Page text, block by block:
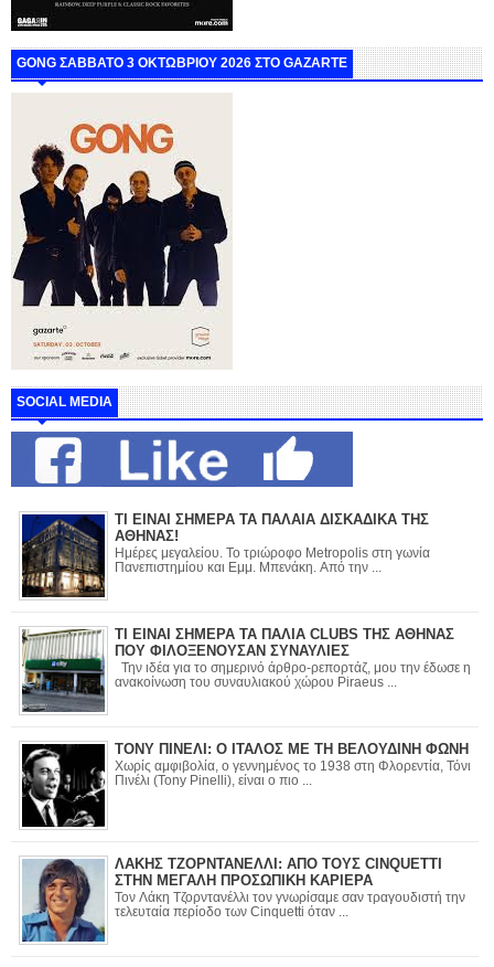
GONG ΣΑΒΒΑΤΟ 3 ΟΚΤΩΒΡΙΟΥ 2026 ΣΤΟ GAZARTE
SOCIAL MEDIA
ΤΙ ΕΙΝΑΙ ΣΗΜΕΡΑ ΤΑ ΠΑΛΑΙΑ ΔΙΣΚΑΔΙΚΑ ΤΗΣ
ΑΘΗΝΑΣ!
Ημέρες μεγαλείου. Το τριώροφο Metropolis στη γωνία
Πανεπιστημίου και Εμμ. Μπενάκη. Από την ...
ΤΙ ΕΙΝΑΙ ΣΗΜΕΡΑ ΤΑ ΠΑΛΙΑ CLUBS ΤΗΣ ΑΘΗΝΑΣ
ΠΟΥ ΦΙΛΟΞΕΝΟΥΣΑΝ ΣΥΝΑΥΛΙΕΣ
Την ιδέα για το σημερινό άρθρο-ρεπορτάζ, μου την έδωσε η
ανακοίνωση του συναυλιακού χώρου Piraeus ...
ΤΟΝΥ ΠΙΝΕΛΙ: Ο ΙΤΑΛΟΣ ΜΕ ΤΗ ΒΕΛΟΥΔΙΝΗ ΦΩΝΗ
Χωρίς αμφιβολία, ο γεννημένος το 1938 στη Φλορεντία, Τόνι
Πινέλι (Tony Pinelli), είναι ο πιο ...
ΛΑΚΗΣ ΤΖΟΡΝΤΑΝΕΛΛΙ: ΑΠΟ ΤΟΥΣ CINQUETTI
ΣΤΗΝ ΜΕΓΑΛΗ ΠΡΟΣΩΠΙΚΗ ΚΑΡΙΕΡΑ
Τον Λάκη Τζορντανέλλι τον γνωρίσαμε σαν τραγουδιστή την
τελευταία περίοδο των Cinquetti όταν ...